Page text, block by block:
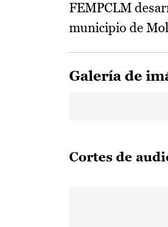
FEMPCLM
municipio de
Galería de
Cortes de